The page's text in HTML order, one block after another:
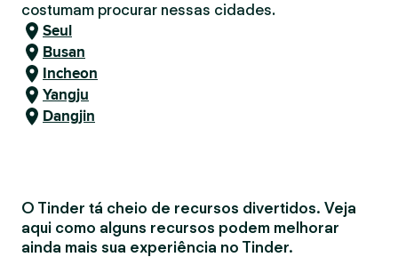
costumam procurar nessas cidades.
Seul
Busan
Incheon
Yangju
Dangjin
O Tinder tá cheio de recursos divertidos. Veja
aqui como alguns recursos podem melhorar
ainda mais sua experiência no Tinder.